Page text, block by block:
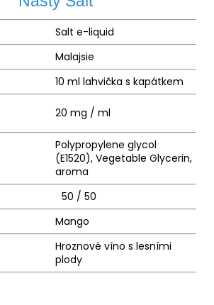
Salt e-liquid
Malajsie
10 ml lahvička s kapátkem
20 mg / ml
Polypropylene glycol
(E1520), Vegetable Glycerin,
aroma
50 / 50
Mango
Hroznové víno s lesními
plody